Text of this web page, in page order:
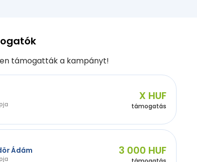
támogatták a kampányt!
X HUF
támogatás
Ádám 3 000 HUF